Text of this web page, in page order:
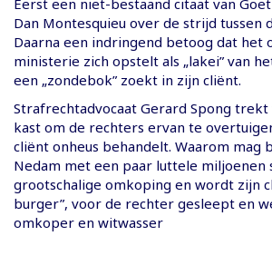
Eerst een niet-bestaand citaat van
Dan Montesquieu over de strijd tussen
Daarna een indringend betoog dat het
ministerie zich opstelt als „lakei” van
een „zondebok” zoekt in zijn cliënt.
Strafrechtadvocaat Gerard Spong trekt
kast om de rechters ervan te
cliënt onheus behandelt. Waarom mag
Nedam met een paar luttele miljoenen
grootschalige omkoping en wordt zijn
burger”, voor de rechter gesleept en
omkoper en witwasser